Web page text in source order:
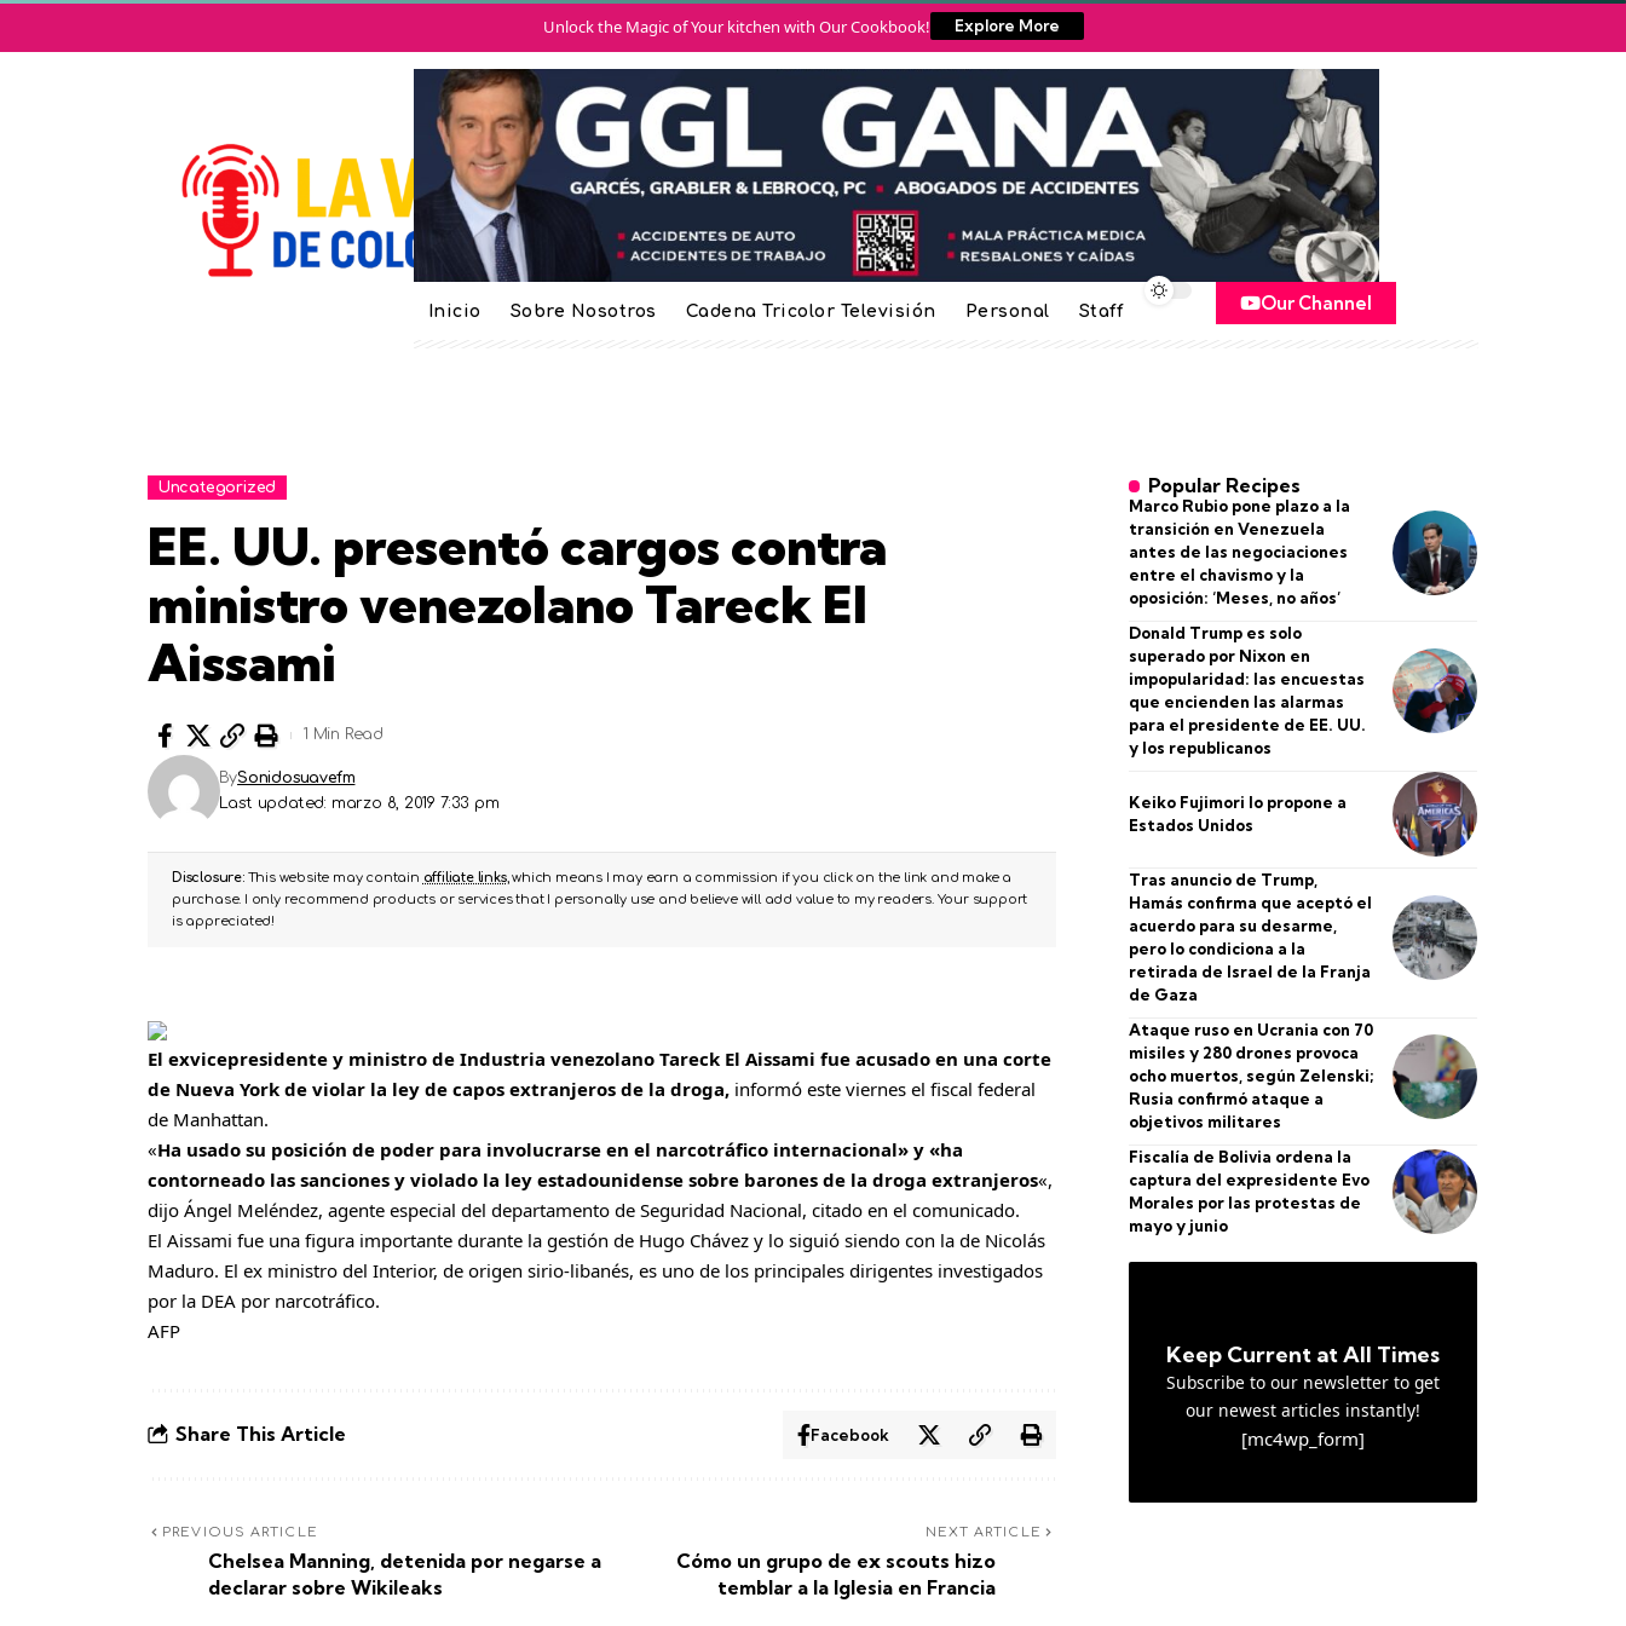
Unlock the Magic of Your kitchen with Our Cookbook! Explore More
Inicio Sobre Nosotros Cadena Tricolor Televisión Personal Staff Our Channel
Uncategorized
EE. UU. presentó cargos contra
ministro venezolano Tareck El
Aissami
Last updated: marzo 8, 2019 7:33 pm
BySonidosuavefm
1 Min Read
Disclosure:This website may contain affiliate links, which means I may earn a commission if you click on the link and make a
purchase. I only recommend products or services that I personally use and believe will add value to my readers. Your support
is appreciated!
El exvicepresidente y ministro de Industria venezolano Tareck El Aissami fue acusado en una corte
de Nueva York de violar la ley de capos extranjeros de la droga, informó este viernes el fiscal federal
de Manhattan.
«Ha usado su posición de poder para involucrarse en el narcotráfico internacional» y «ha
contorneado las sanciones y violado la ley estadounidense sobre barones de la droga extranjeros«,
dijo Ángel Meléndez, agente especial del departamento de Seguridad Nacional, citado en el comunicado.
El Aissami fue una figura importante durante la gestión de Hugo Chávez y lo siguió siendo con la de Nicolás
Maduro. El ex ministro del Interior, de origen sirio-libanés, es uno de los principales dirigentes investigados
por la DEA por narcotráfico.
AFP
Share This Article Facebook
PREVIOUS ARTICLE
Chelsea Manning, detenida por negarse a
declarar sobre Wikileaks
NEXT ARTICLE
Cómo un grupo de ex scouts hizo
temblar a la Iglesia en Francia
Popular Recipes
Marco Rubio pone plazo a la
transición en Venezuela
antes de las negociaciones
entre el chavismo y la
oposición: ‘Meses, no años’
Donald Trump es solo
superado por Nixon en
impopularidad: las encuestas
que encienden las alarmas
para el presidente de EE. UU.
y los republicanos
Keiko Fujimori lo propone a
Estados Unidos
Tras anuncio de Trump,
Hamás confirma que aceptó el
acuerdo para su desarme,
pero lo condiciona a la
retirada de Israel de la Franja
de Gaza
Ataque ruso en Ucrania con 70
misiles y 280 drones provoca
ocho muertos, según Zelenski;
Rusia confirmó ataque a
objetivos militares
Fiscalía de Bolivia ordena la
captura del expresidente Evo
Morales por las protestas de
mayo y junio
Keep Current at All Times
Subscribe to our newsletter to get
our newest articles instantly!
[mc4wp_form]